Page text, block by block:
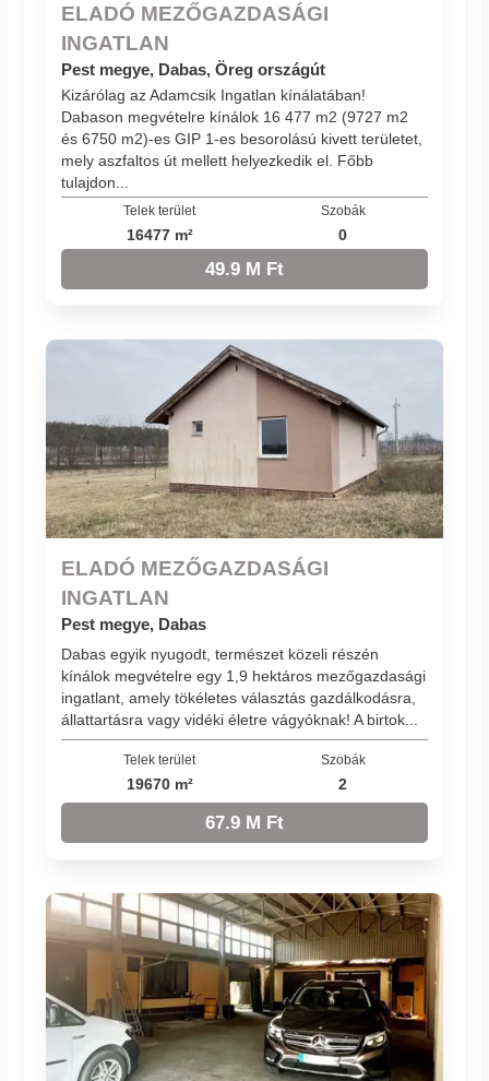
ELADÓ MEZŐGAZDASÁGI
INGATLAN
Pest megye, Dabas, Öreg országút
Kizárólag az Adamcsik Ingatlan kínálatában!
Dabason megvételre kínálok 16 477 m2 (9727 m2
és 6750 m2)-es GIP 1-es besorolású kivett területet,
mely aszfaltos út mellett helyezkedik el. Főbb
tulajdon...
Telek terület
16477 m²
Szobák
0
49.9 M Ft
ELADÓ MEZŐGAZDASÁGI
INGATLAN
Pest megye, Dabas
Dabas egyik nyugodt, természet közeli részén
kínálok megvételre egy 1,9 hektáros mezőgazdasági
ingatlant, amely tökéletes választás gazdálkodásra,
állattartásra vagy vidéki életre vágyóknak! A birtok...
Telek terület
19670 m²
Szobák
2
67.9 M Ft